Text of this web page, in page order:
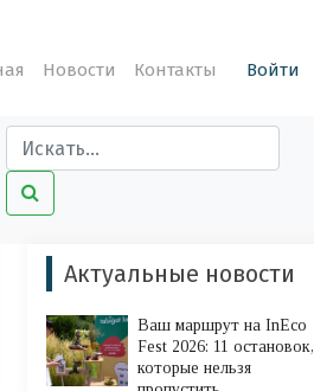
Новости Контакты Войти
Актуальные новости
Ваш маршрут на InEco
Fest 2026: 11 остановок,
которые нельзя